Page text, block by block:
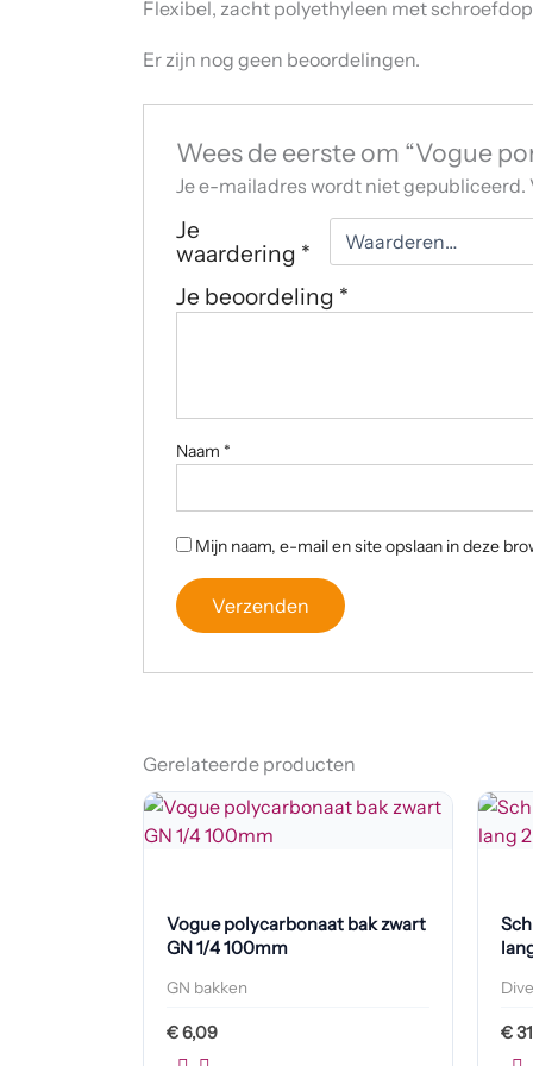
Flexibel, zacht polyethyleen met
Er zijn nog geen beoordelingen.
Wees de eerste om “Vogue
Je e-mailadres wordt niet gepubliceerd.
Je
waardering *
Je beoordeling *
Naam *
Mijn naam, e-mail en site opslaan in deze
Gerelateerde producten
Vogue polycarbonaat bak zwart
GN 1/4 100mm
GN bakken
€6,09 €